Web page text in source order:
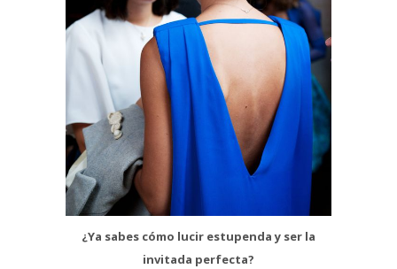
¿Ya sabes cómo lucir estupenda y ser la
invitada perfecta?